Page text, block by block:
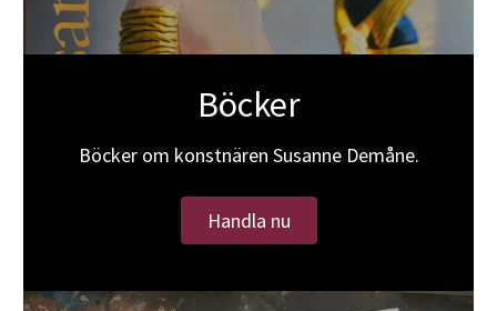
Böcker
Böcker om konstnären Susanne Demåne.
Handla nu